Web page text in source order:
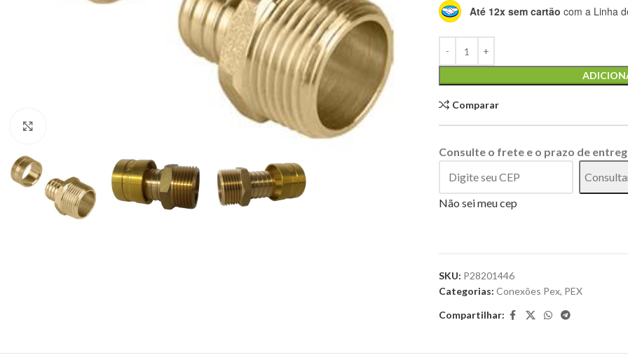
Até 12x sem cartão com a Linha
Comparar
Consulte o frete e o prazo de
Não sei meu cep
SKU: P28201446
Categorias: Conexões Pex, PEX
Compartilhar: